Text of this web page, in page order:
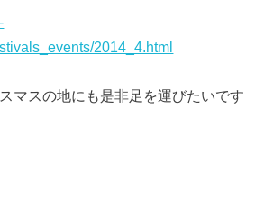
2014_4.html
マスの地にも是非足を運びたいです